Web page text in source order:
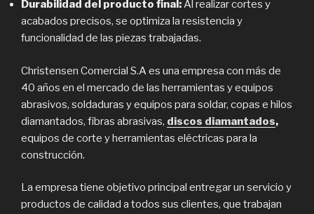
Durabilidad del producto final:Al realizar cortes y
acabados precisos, se optimiza la resistencia y
funcionalidad de las piezas trabajadas.
Christensen Comercial S.A es una empresa con más de
40 años en el mercado de las herramientas y equipos
abrasivos, soldaduras y equipos para soldar, copas e hilos
diamantados, fibras abrasivas, discos diamantados,
equipos de corte y herramientas eléctricas para la
construcción.
La empresa tiene objetivo principal entregar un servicio y
productos de calidad a todos sus clientes, que trabajan